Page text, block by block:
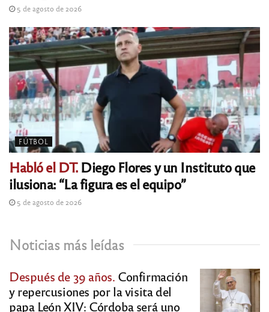
5 de agosto de 2026
FÚTBOL
Habló el DT.Diego Flores y un Instituto que
ilusiona: “La figura es el equipo”
5 de agosto de 2026
Noticias más leídas
Después de 39 años. Confirmación
y repercusiones por la visita del
papa León XIV: Córdoba será uno